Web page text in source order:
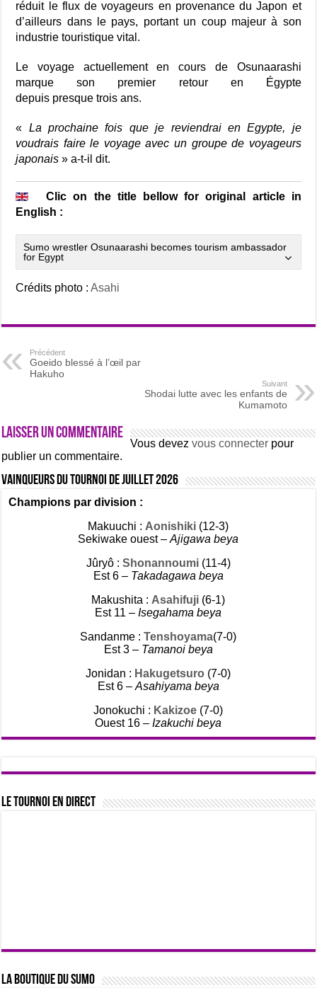
réduit le flux de voyageurs en provenance du Japon et
d’ailleurs dans le pays, portant un coup majeur à son
industrie touristique vital.
Le voyage actuellement en cours de Osunaarashi
marque son premier retour en Égypte
depuis presque trois ans.
« La prochaine fois que je reviendrai en Egypte, je
voudrais faire le voyage avec un groupe de voyageurs
japonais » a-t-il dit.
Clic on the title bellow for original article in
English :
Sumo wrestler Osunaarashi becomes tourism ambassador
for Egypt
Crédits photo :Asahi
Précédent
Goeido blessé à l’œil par
Hakuho
Suivant
Shodai lutte avec les enfants de
Kumamoto
Laisser un commentaire
Vous devezvous connecter pour
publier un commentaire.
Vainqueurs du tournoi de Juillet 2026
Champions par division :
Makuuchi : Aonishiki (12-3)
Sekiwake ouest –Ajigawa beya
Jûryô : Shonannoumi (11-4)
Est 6 – Takadagawa beya
Makushita : Asahifuji (6-1)
Est 11 –Isegahama beya
Sandanme :Tenshoyama(7-0)
Est 3 – Tamanoi beya
Jonidan : Hakugetsuro (7-0)
Est 6 – Asahiyama beya
Jonokuchi : Kakizoe (7-0)
Ouest 16 –Izakuchi beya
Le tournoi en direct
La boutique du sumo